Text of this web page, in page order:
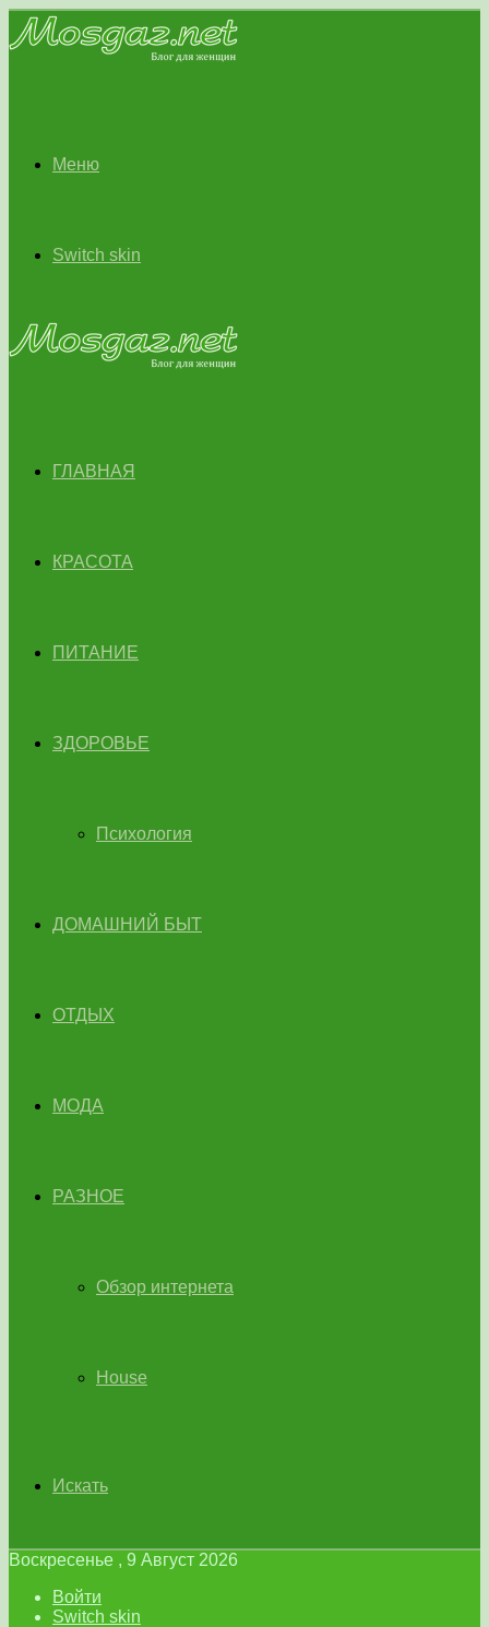
Меню
Switch skin
ГЛАВНАЯ
КРАСОТА
ПИТАНИЕ
ЗДОРОВЬЕ
Психология
ДОМАШНИЙ БЫТ
ОТДЫХ
МОДА
РАЗНОЕ
Обзор интернета
House
Искать
Воскресенье , 9 Август 2026
Войти
Switch skin